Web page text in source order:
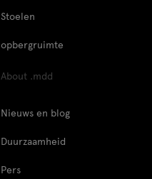
Stoelen
opbergruimte
About .mdd
Nieuws en blog
Duurzaamheid
Pers